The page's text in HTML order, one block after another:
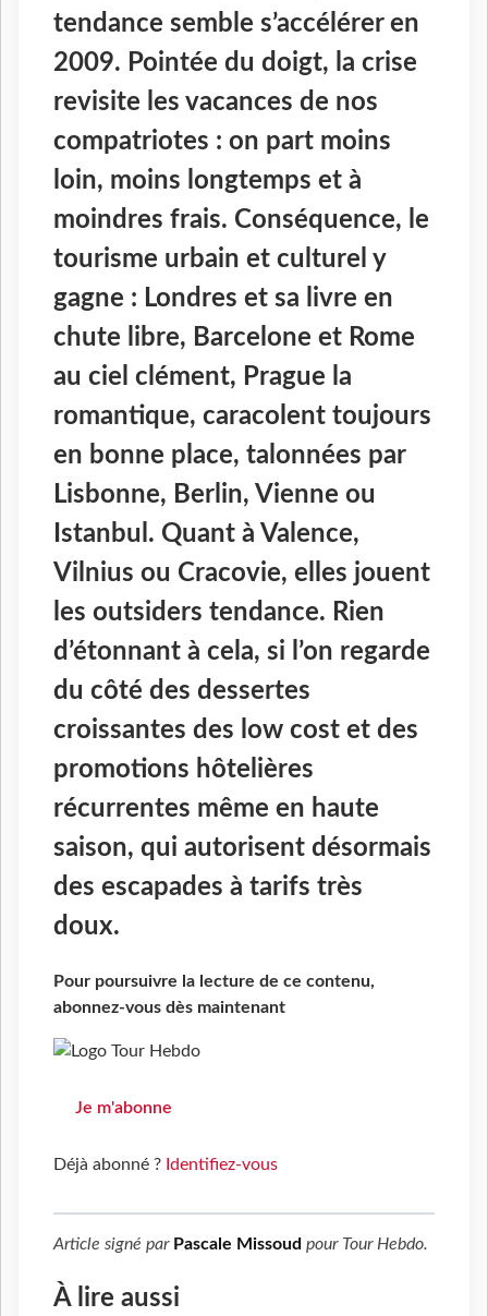
tendance semble s’accélérer en
2009. Pointée du doigt, la crise
revisite les vacances de nos
compatriotes : on part moins
loin, moins longtemps et à
moindres frais. Conséquence, le
tourisme urbain et culturel y
gagne : Londres et sa livre en
chute libre, Barcelone et Rome
au ciel clément, Prague la
romantique, caracolent toujours
en bonne place, talonnées par
Lisbonne, Berlin, Vienne ou
Istanbul. Quant à Valence,
Vilnius ou Cracovie, elles jouent
les outsiders tendance. Rien
d’étonnant à cela, si l’on regarde
du côté des dessertes
croissantes des low cost et des
promotions hôtelières
récurrentes même en haute
saison, qui autorisent désormais
des escapades à tarifs très
doux.
Pour poursuivre la lecture de ce contenu,
abonnez-vous dès maintenant
Je m'abonne
Déjà abonné ? Identifiez-vous
Article signé par Pascale Missoud pour Tour Hebdo.
À lire aussi